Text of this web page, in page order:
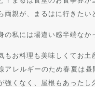
両親が、まるはに行きたい
の私には場違い感半端なか
もお料理も美味しくてお土
アレルギーのため春夏は
強くなく、屋根もあったし